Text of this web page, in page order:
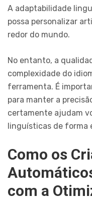
A adaptabilidade
possa personalizar
redor do mundo.
No entanto, a
complexidade do
ferramenta. É
para manter a
certamente ajudam
linguísticas de forma
Como os
com a